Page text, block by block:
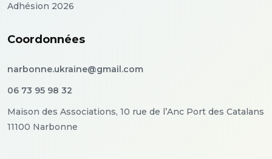
Adhésion 2026
Coordonnées
narbonne.ukraine@gmail.com
06 73 95 98 32
Maison des Associations, 10 rue de l’Anc Port des Catalans
11100 Narbonne